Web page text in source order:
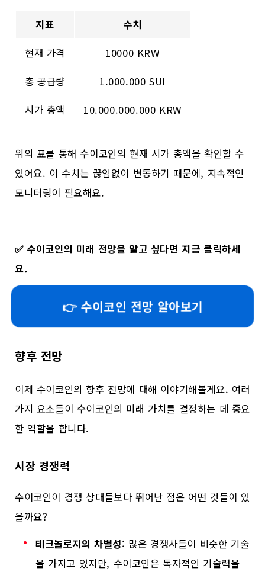
지표
수치
현재 가격
10000 KRW
총 공급량
1.000.000 SUI
시가 총액
10.000.000.000 KRW
위의 표를 통해 수이코인의 현재 시가 총액을 확인할 수
있어요. 이 수치는 끊임없이 변동하기 때문에, 지속적인
모니터링이 필요해요.
✅ 수이코인의 미래 전망을 알고 싶다면 지금 클릭하세
요.
👉 수이코인 전망 알아보기
향후 전망
이제 수이코인의 향후 전망에 대해 이야기해볼게요. 여러
가지 요소들이 수이코인의 미래 가치를 결정하는 데 중요
한 역할을 합니다.
시장 경쟁력
수이코인이 경쟁 상대들보다 뛰어난 점은 어떤 것들이 있
을까요?
테크놀로지의 차별성: 많은 경쟁사들이 비슷한 기술
을 가지고 있지만, 수이코인은 독자적인 기술력을